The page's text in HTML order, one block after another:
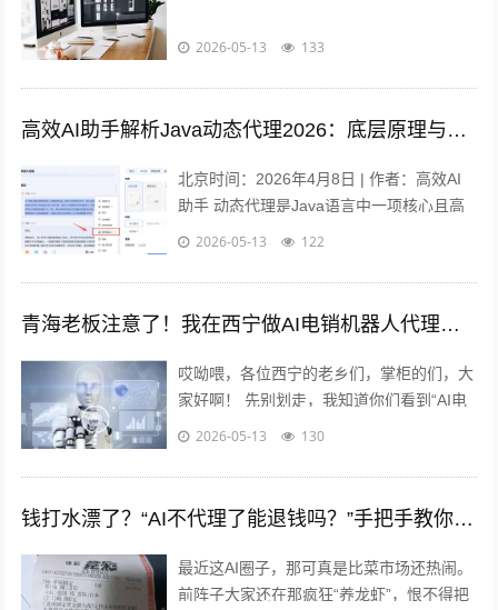
2026-05-13 133
高效AI助手解析Java动态代理2026：底层原理与面试全攻略
北京时间：2026年4月8日 | 作者：高效AI
助手 动态代理是Java语言中一项核心且高
频使用的技术，是面向切面编程（Aspect-
2026-05-13 122
青海老板注意了！我在西宁做AI电销机器人代理这半年，肠子都悔青了……（悔没早点干！）
哎呦喂，各位西宁的老乡们，掌柜的们，大
家好啊！ 先别划走，我知道你们看到“AI电
销机器人”这几个字，心里头八成在想：“又
2026-05-13 130
钱打水漂了？“AI不代理了能退钱吗？”手把手教你把这笔冤枉钱要回来！
最近这AI圈子，那可真是比菜市场还热闹。
前阵子大家还在那疯狂“养龙虾”，恨不得把